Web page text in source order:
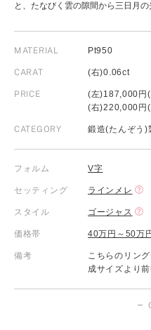
と、たなびく雲の隙間から三日月
MATERIAL Pt950
CARAT (右)0.06ct
PRICE
(左)187,000円
(右)220,000円
CATEGORY 鍛造(たんぞう)
フォルム V字
セッティング ラインメレ
スタイル ゴージャス
価格帯 40万円～50万
備考
こちらのリン
成サイズより